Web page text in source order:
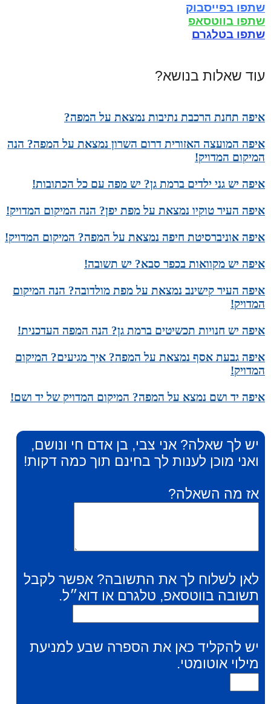
שתפו בפייסבוק
שתפו בווטסאפ
שתפו בטלגרם
עוד שאלות בנושא?
איפה תחנת הרכבת נתיבות נמצאת על המפה?
איפה המועצה האזורית דרום השרון נמצאת על המפה? הנה
המיקום המדויק!
איפה יש גני ילדים ברמת גן? יש מפה עם כל הכתובות!
איפה העיר טוקיו נמצאת על מפת יפן? הנה המיקום המדויק!
איפה אוניברסיטת חיפה נמצאת על המפה? המיקום המדויק!
איפה יש מקוואות בכפר סבא? יש תשובה!
איפה העיר קישינב נמצאת על מפת מולדובה? הנה המיקום
המדויק!
איפה יש חנויות תכשיטים ברמת גן? הנה המפה העדכנית!
איפה גבעת אסף נמצאת על המפה? איך מגיעים? המיקום
המדויק!
איפה יד ושם נמצא על המפה? המיקום המדויק של יד ושם!
יש לך שאלה? אני צבי, בן אדם חי ונושם,
ואני מוכן לענות לך בחינם תוך כמה דקות!
אז מה השאלה?
לאן לשלוח לך את התשובה? אפשר לקבל
תשובה בווטסאפ, טלגרם או דוא״ל.
יש להקליד כאן את הספרה שבע למניעת
מילוי אוטומטי.